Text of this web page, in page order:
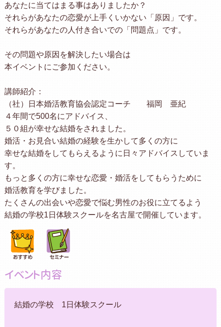
あなたに当てはまる事はありましたか？
それらがあなたの恋愛が上手くいかない「原因」です。
それらがあなたの人付き合いでの「問題点」です。
その問題や原因を解決したい場合は
本イベントにご参加ください。
講師紹介：
（社）日本婚活教育協会認定コーチ 福岡 亜紀
４年間で500名にアドバイス、
５０組が幸せな結婚をされました。
婚活・お見合い結婚の経験を生かして多くの方に
幸せな結婚をしてもらえるように日々アドバイスしていま
す。
もっと多くの方に幸せな恋愛・婚活をしてもらうために
婚活教育を学びました。
たくさんの出会いや恋愛で悩む男性のお役に立てるよう
結婚の学校1日体験スクールを名古屋で開催しています。
イベント内容
結婚の学校 1日体験スクール